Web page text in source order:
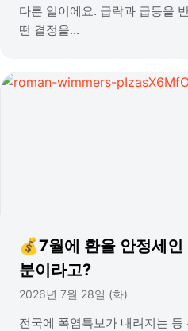
다른 일이에요. 급락과 급등을
떤 결정을...
💰7월에 환율 안정세인
분이라고?
2026년 7월 28일 (화)
전국에 폭염특보가 내려지는